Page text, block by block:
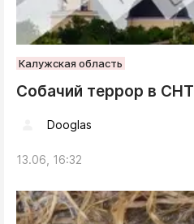
Калужская область
Собачий террор в СНТ
Dooglas
13.06, 16:32